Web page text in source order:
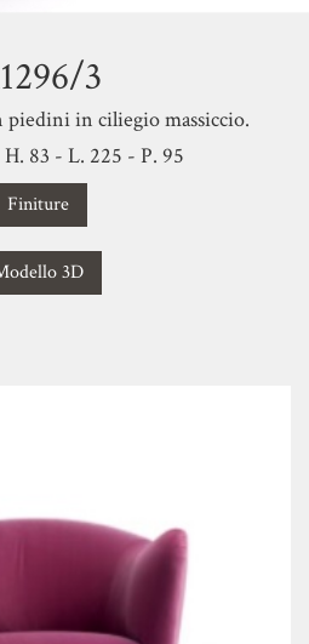
3
in ciliegio massiccio.
83 - L. 225 - P. 95
Finiture
3D